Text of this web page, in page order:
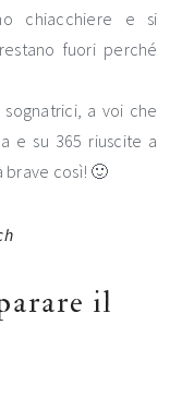
chiacchiere e si
fuori perché
a voi che
e su 365 riuscite a
brave così! 🙂
il